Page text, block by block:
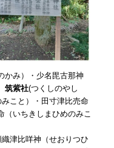
かみ）・少名毘古那神
筑紫社(つくしのやし
こと）・田寸津比売命
（いちきしまひめのみこ
津比咩神（せおりつひ